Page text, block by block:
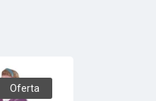
Oferta